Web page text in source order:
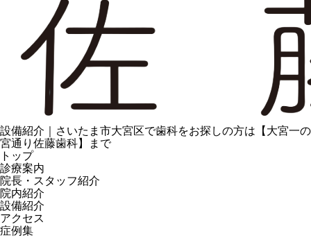
設備紹介｜さいたま市大宮区で歯科をお探しの方は【大宮一の
宮通り佐藤歯科】まで
トップ
診療案内
院長・スタッフ紹介
院内紹介
設備紹介
アクセス
症例集